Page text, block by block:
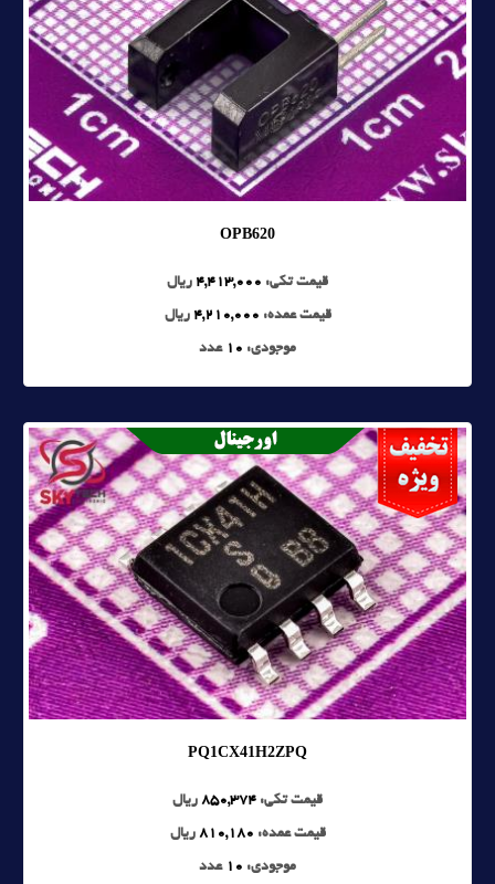
OPB620
قیمت تکی: 4,413,000 ریال
قیمت عمده: 4,210,000 ریال
موجودی: 10 عدد
PQ1CX41H2ZPQ
قیمت تکی: 850,374 ریال
قیمت عمده: 810,180 ریال
موجودی: 10 عدد